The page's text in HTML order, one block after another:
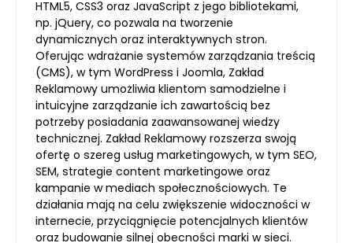
HTML5, CSS3 oraz JavaScript z jego bibliotekami,
np. jQuery, co pozwala na tworzenie
dynamicznych oraz interaktywnych stron.
Oferując wdrażanie systemów zarządzania treścią
(CMS), w tym WordPress i Joomla, Zakład
Reklamowy umożliwia klientom samodzielne i
intuicyjne zarządzanie ich zawartością bez
potrzeby posiadania zaawansowanej wiedzy
technicznej. Zakład Reklamowy rozszerza swoją
ofertę o szereg usług marketingowych, w tym SEO,
SEM, strategie content marketingowe oraz
kampanie w mediach społecznościowych. Te
działania mają na celu zwiększenie widoczności w
internecie, przyciągnięcie potencjalnych klientów
oraz budowanie silnej obecności marki w sieci.